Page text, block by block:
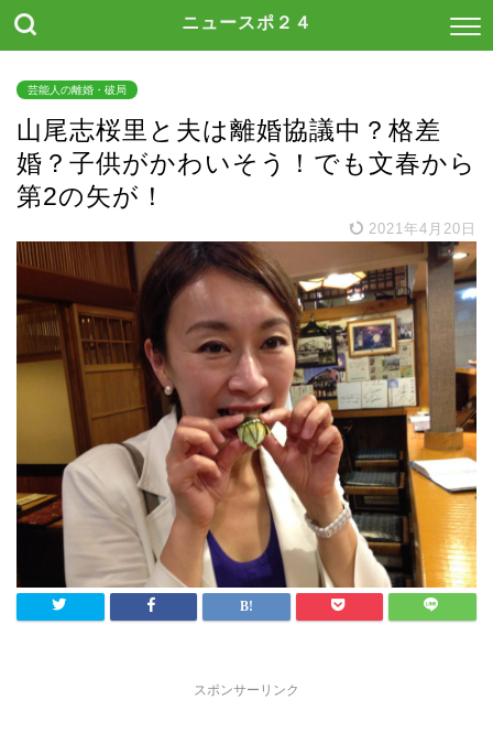
ニュースポ２４
芸能人の離婚・破局
山尾志桜里と夫は離婚協議中？格差
婚？子供がかわいそう！でも文春から
第2の矢が！
2021年4月20日
スポンサーリンク